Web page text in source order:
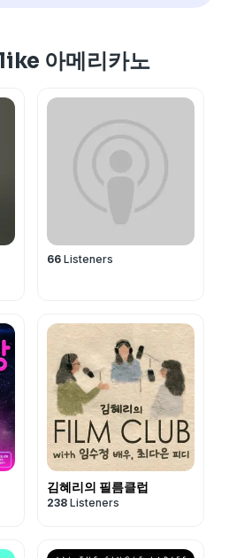
아메리카노
66 Listeners
김혜리의 필름클럽
238 Listeners